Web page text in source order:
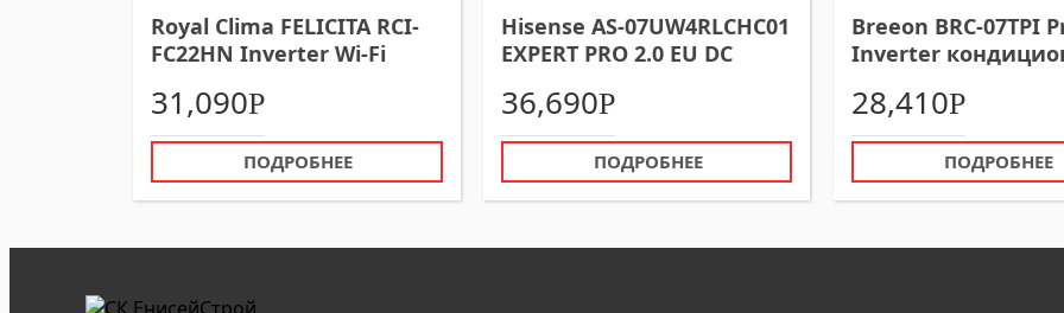
Royal Clima FELICITA RCI-
FC22HN Inverter Wi-Fi
31,090Р
ПОДРОБНЕЕ
Hisense AS-07UW4RLCHC01
EXPERT PRO 2.0 EU DC
кондиционер
36,690Р
ПОДРОБНЕЕ
Breeon BRC-07TPI
Inverter
28,410Р
ПОДРОБНЕЕ